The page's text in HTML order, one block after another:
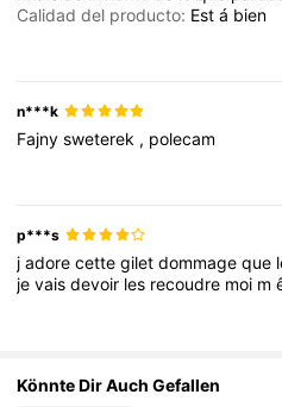
Calidad del producto: Está bien
n***k
Fajnysweterek , polecam
p***s
jadorecettegiletdommageque
jevaisdevoir les recoudre moi m
Könnte Dir Auch Gefallen